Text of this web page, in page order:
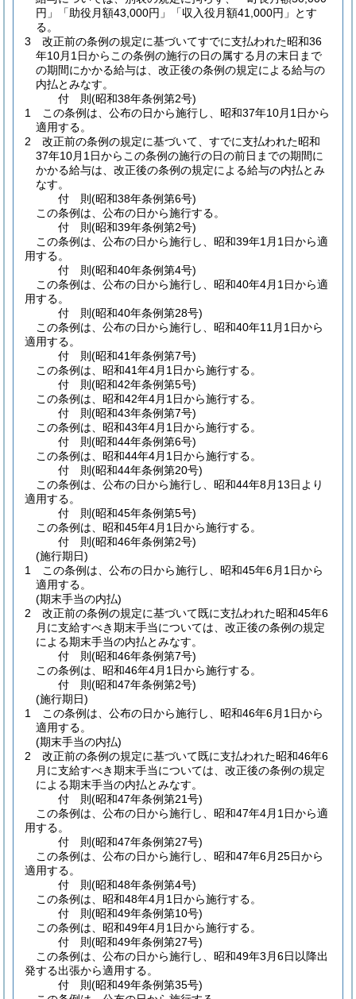
円」「助役月額43,000円」「収入役月額41,000円」とす
る。
3
改正前の条例の規定に基づいてすでに支払われた昭和36
年10月1日からこの条例の施行の日の属する月の末日まで
の期間にかかる給与は、改正後の条例の規定による給与の
内払とみなす。
付 則(昭和38年条例第2号)
1
この条例は、公布の日から施行し、昭和37年10月1日から
適用する。
2
改正前の条例の規定に基づいて、すでに支払われた昭和
37年10月1日からこの条例の施行の日の前日までの期間に
かかる給与は、改正後の条例の規定による給与の内払とみ
なす。
付 則(昭和38年条例第6号)
この条例は、公布の日から施行する。
付 則(昭和39年条例第2号)
この条例は、公布の日から施行し、昭和39年1月1日から適
用する。
付 則(昭和40年条例第4号)
この条例は、公布の日から施行し、昭和40年4月1日から適
用する。
付 則(昭和40年条例第28号)
この条例は、公布の日から施行し、昭和40年11月1日から
適用する。
付 則(昭和41年条例第7号)
この条例は、昭和41年4月1日から施行する。
付 則(昭和42年条例第5号)
この条例は、昭和42年4月1日から施行する。
付 則(昭和43年条例第7号)
この条例は、昭和43年4月1日から施行する。
付 則(昭和44年条例第6号)
この条例は、昭和44年4月1日から施行する。
付 則(昭和44年条例第20号)
この条例は、公布の日から施行し、昭和44年8月13日より
適用する。
付 則(昭和45年条例第5号)
この条例は、昭和45年4月1日から施行する。
付 則(昭和46年条例第2号)
(施行期日)
1
この条例は、公布の日から施行し、昭和45年6月1日から
適用する。
(期末手当の内払)
2
改正前の条例の規定に基づいて既に支払われた昭和45年6
月に支給すべき期末手当については、改正後の条例の規定
による期末手当の内払とみなす。
付 則(昭和46年条例第7号)
この条例は、昭和46年4月1日から施行する。
付 則(昭和47年条例第2号)
(施行期日)
1
この条例は、公布の日から施行し、昭和46年6月1日から
適用する。
(期末手当の内払)
2
改正前の条例の規定に基づいて既に支払われた昭和46年6
月に支給すべき期末手当については、改正後の条例の規定
による期末手当の内払とみなす。
付 則(昭和47年条例第21号)
この条例は、公布の日から施行し、昭和47年4月1日から適
用する。
付 則(昭和47年条例第27号)
この条例は、公布の日から施行し、昭和47年6月25日から
適用する。
付 則(昭和48年条例第4号)
この条例は、昭和48年4月1日から施行する。
付 則(昭和49年条例第10号)
この条例は、昭和49年4月1日から施行する。
付 則(昭和49年条例第27号)
この条例は、公布の日から施行し、昭和49年3月6日以降出
発する出張から適用する。
付 則(昭和49年条例第35号)